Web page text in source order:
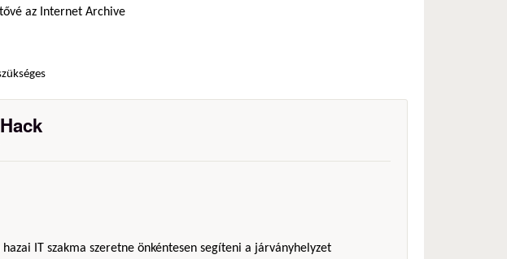
az Internet Archive
IT szakma szeretne önkéntesen segíteni a járványhelyzet